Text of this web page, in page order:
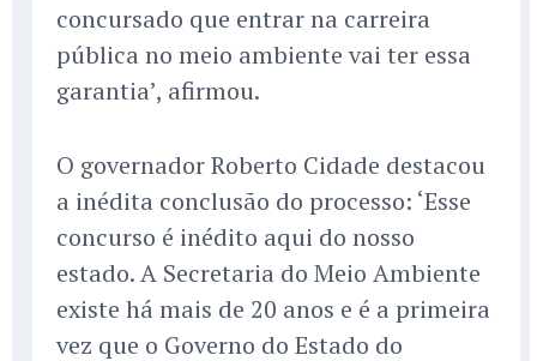
concursado que entrar na carreira
pública no meio ambiente vai ter essa
garantia’, afirmou.
O governador Roberto Cidade destacou
a inédita conclusão do processo: ‘Esse
concurso é inédito aqui do nosso
estado. A Secretaria do Meio Ambiente
existe há mais de 20 anos e é a primeira
vez que o Governo do Estado do